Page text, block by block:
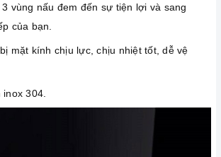
vùng nấu đem đến sự tiện lợi và sang
của bạn.
mặt kính chịu lực, chịu nhiệt tốt, dễ vệ
304.